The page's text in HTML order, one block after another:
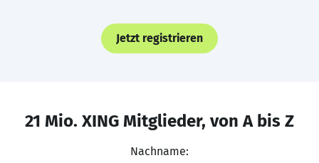
Jetzt registrieren
21 Mio. XING Mitglieder, von A bis Z
Nachname: